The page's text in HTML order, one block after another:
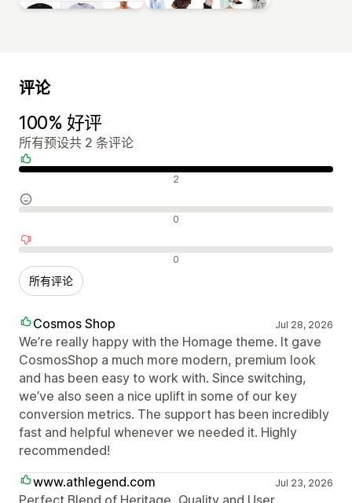
评论
100% 好评
所有预设共 2 条评论
好评 2
中评 0
差评 0
所有评论
Cosmos Shop Jul 28, 2026
We’re really happy with the Homage theme. It gave
CosmosShop a much more modern, premium look
and has been easy to work with. Since switching,
we’ve also seen a nice uplift in some of our key
conversion metrics. The support has been incredibly
fast and helpful whenever we needed it. Highly
recommended!
www.athlegend.com
Jul 23, 2026
Perfect Blend of Heritage, Quality and User